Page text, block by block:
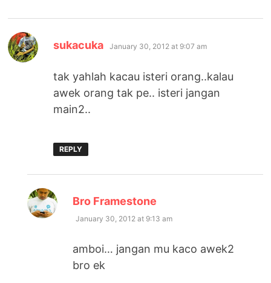
sukacuka says:
January 30, 2012 at 9:07 am
tak yahlah kacau isteri orang..kalau
awek orang tak pe.. isteri jangan
main2..
REPLY
Bro Framestone
January 30, 2012 at 9:13 am
amboi… jangan mu kaco awek2
bro ek